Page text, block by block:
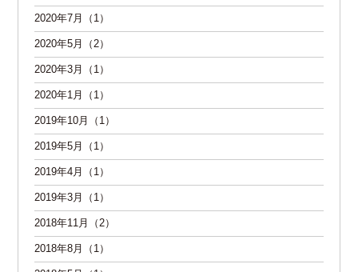
2020年7月（1）
2020年5月（2）
2020年3月（1）
2020年1月（1）
2019年10月（1）
2019年5月（1）
2019年4月（1）
2019年3月（1）
2018年11月（2）
2018年8月（1）